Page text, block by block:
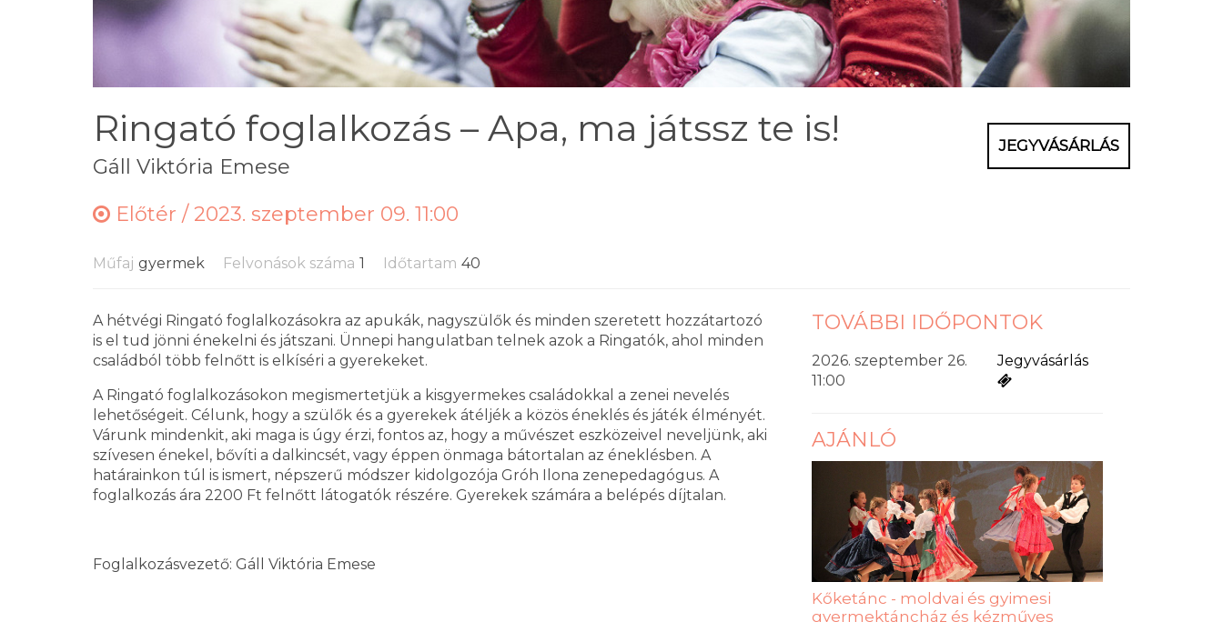
Ringató foglalkozás – Apa, ma játssz te is!
Gáll Viktória Emese
JEGYVÁSÁRLÁS
Előtér / 2023. szeptember 09. 11:00
Műfaj gyermek Felvonások száma 1 Időtartam 40
A hétvégi Ringató foglalkozásokra az apukák, nagyszülők és minden szeretett hozzátartozó
is el tud jönni énekelni és játszani. Ünnepi hangulatban telnek azok a Ringatók, ahol minden
családból több felnőtt is elkíséri a gyerekeket.
A Ringató foglalkozásokon megismertetjük a kisgyermekes családokkal a zenei nevelés
lehetőségeit. Célunk, hogy a szülők és a gyerekek átéljék a közös éneklés és játék élményét.
Várunk mindenkit, aki maga is úgy érzi, fontos az, hogy a művészet eszközeivel neveljünk, aki
szívesen énekel, bővíti a dalkincsét, vagy éppen önmaga bátortalan az éneklésben. A
határainkon túl is ismert, népszerű módszer kidolgozója Gróh Ilona zenepedagógus. A
foglalkozás ára 2200 Ft felnőtt látogatók részére. Gyerekek számára a belépés díjtalan.
Foglalkozásvezető: Gáll Viktória Emese
TOVÁBBI IDŐPONTOK
2026. szeptember 26.
11:00
Jegyvásárlás
AJÁNLÓ
Kőketánc - moldvai és gyimesi
gyermektáncház és kézműves